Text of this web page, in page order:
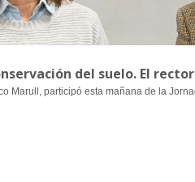
del suelo. El
Marull, participó esta mañana de la